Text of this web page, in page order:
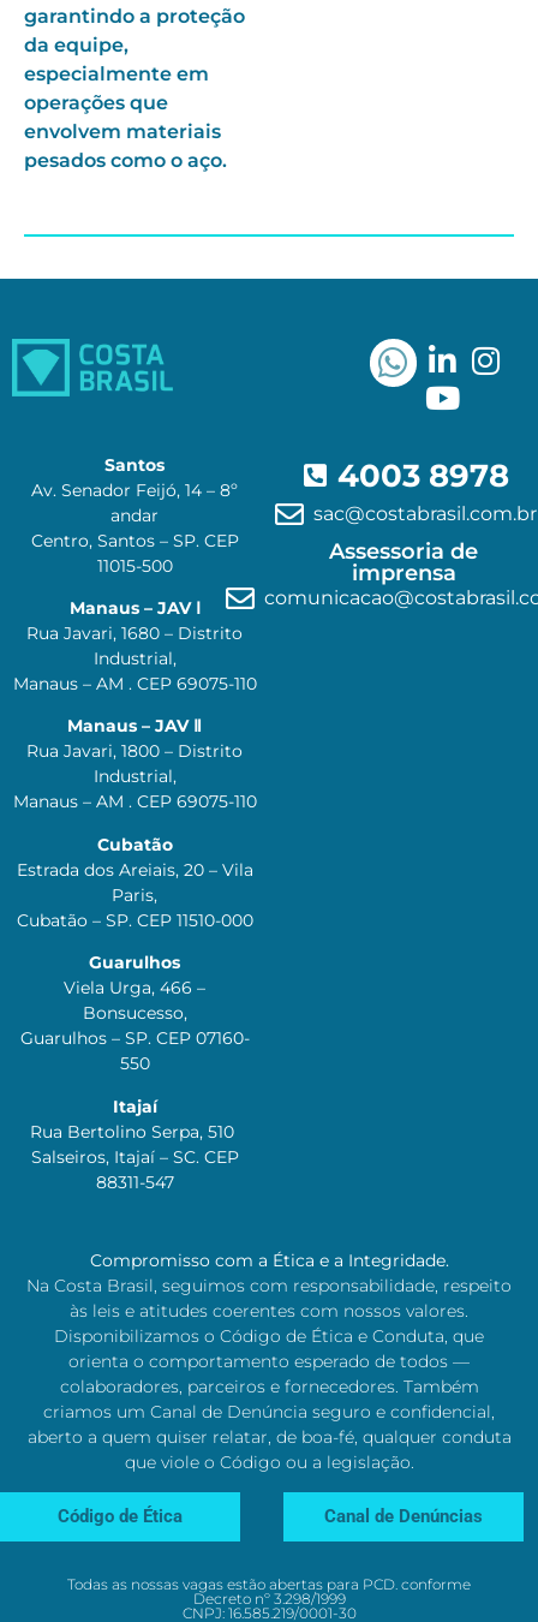
garantindo a proteção
da equipe,
especialmente em
operações que
envolvem materiais
pesados como o aço.
Santos
Av. Senador Feijó, 14 – 8º
andar
Centro, Santos – SP. CEP
11015-500
Manaus – JAV Ⅰ
Rua Javari, 1680 – Distrito
Industrial,
Manaus – AM . CEP 69075-110
Manaus – JAV Ⅱ
Rua Javari, 1800 – Distrito
Industrial,
Manaus – AM . CEP 69075-110
Cubatão
Estrada dos Areiais, 20 – Vila
Paris,
Cubatão – SP. CEP 11510-000
Guarulhos
Viela Urga, 466 –
Bonsucesso,
Guarulhos – SP. CEP 07160-
550
Itajaí
Rua Bertolino Serpa, 510
Salseiros, Itajaí – SC. CEP
88311-547
4003 8978
sac@costabrasil.com.br
Assessoria de
imprensa
Compromisso com a Ética e a Integridade.
Na Costa Brasil, seguimos com responsabilidade, respeito
às leis e atitudes coerentes com nossos valores.
Disponibilizamos o Código de Ética e Conduta, que
orienta o comportamento esperado de todos —
colaboradores, parceiros e fornecedores. Também
criamos um Canal de Denúncia seguro e confidencial,
aberto a quem quiser relatar, de boa-fé, qualquer conduta
que viole o Código ou a legislação.
Código de Ética Canal de Denúncias
Todas as nossas vagas estão abertas para PCD. conforme
Decreto nº 3.298/1999
CNPJ: 16.585.219/0001-30